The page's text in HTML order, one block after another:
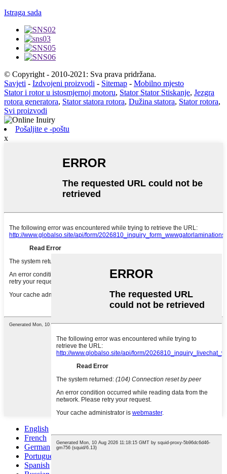
Istraga sada
© Copyright - 2010-2021: Sva prava pridržana.
Savjeti - Izdvojeni proizvodi - Sitemap - Mobilno mjesto
Stator i rotor u istosmjernoj motoru, Stator Stator Stiskanje, Jezgra
rotora generatora, Stator statora rotora, Dužina statora, Stator rotora,
Svi proizvodi
Pošaljite e -poštu
x
English
French
German
Portuguese
Spanish